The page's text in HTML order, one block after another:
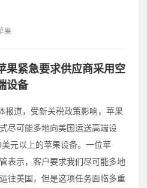
果
果紧急要求供应商采用空
设备
报道，受新关税政策影响，苹果
尽可能多地向美国运送高端设
元以上的苹果设备。一位苹
表示，客户要求我们尽可能多地
往美国，但是这项任务面临多重